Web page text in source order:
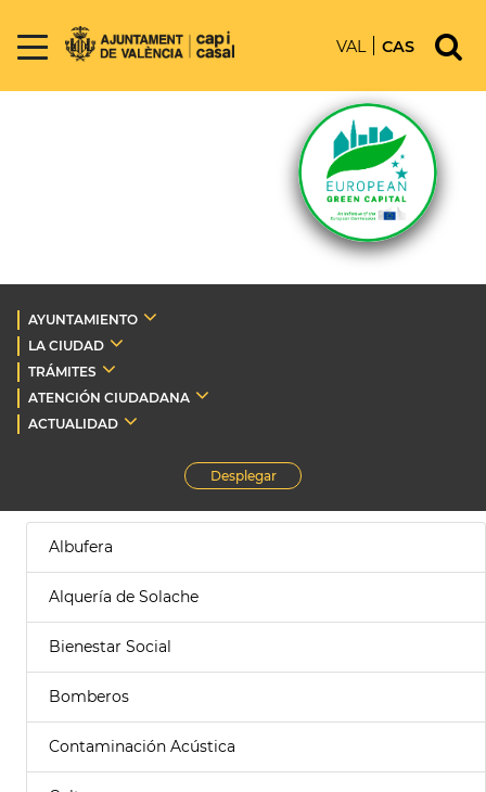
VAL CAS
AYUNTAMIENTO
LA CIUDAD
TRÁMITES
ATENCIÓN CIUDADANA
ACTUALIDAD
Desplegar
Albufera
Alquería de Solache
Bienestar Social
Bomberos
Contaminación Acústica